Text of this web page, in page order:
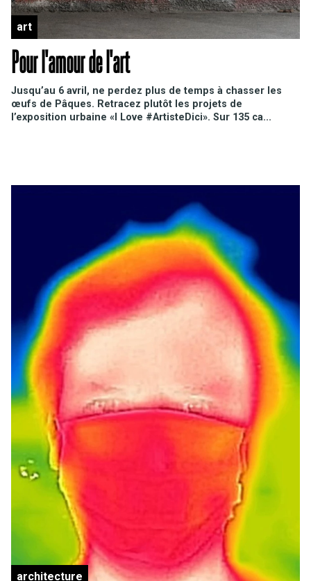
art
Pour l'amour de l'art
Jusqu’au 6 avril, ne perdez plus de temps à chasser les
œufs de Pâques. Retracez plutôt les projets de
l’exposition urbaine «I Love #ArtisteDici». Sur 135 ca...
architecture